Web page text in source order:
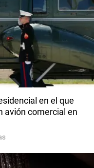
en el que
avión comercial en